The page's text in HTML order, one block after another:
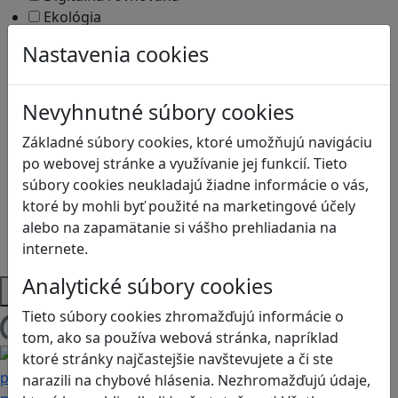
Nastavenia cookies
Nevyhnutné súbory cookies
Základné súbory cookies, ktoré umožňujú navigáciu
po webovej stránke a využívanie jej funkcií. Tieto
súbory cookies neukladajú žiadne informácie o vás,
ktoré by mohli byť použité na marketingové účely
alebo na zapamätanie si vášho prehliadania na
internete.
Analytické súbory cookies
Tieto súbory cookies zhromažďujú informácie o
tom, ako sa používa webová stránka, napríklad
ktoré stránky najčastejšie navštevujete a či ste
narazili na chybové hlásenia. Nezhromažďujú údaje,
Ekológia
Kreativita
Kritické myslenie
Kyberšikana
Logické myslenie
Ľudské práva a tolerancia
Motorika a koncentrácia
Programovanie/Technika
Sociálne zručnosti a kooperácia
Strategické myslenie
Zdravie a pohyb
Platformy
Načítam blogy